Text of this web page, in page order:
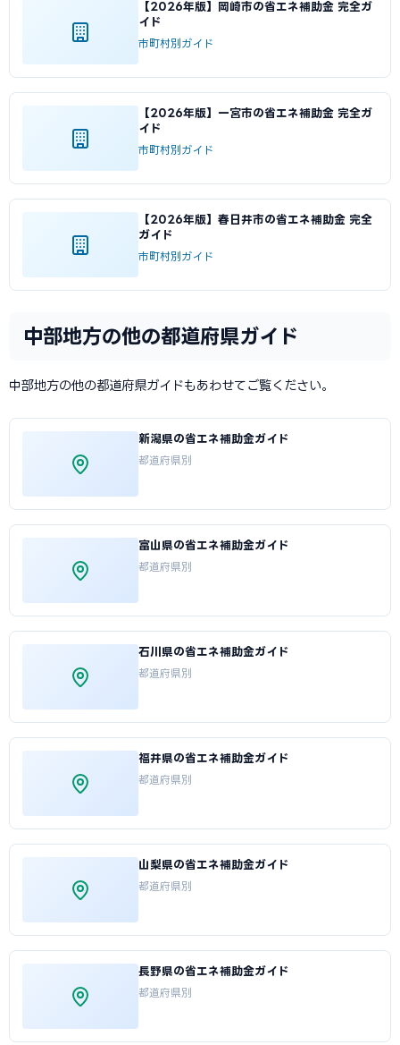
【2026年版】岡崎市の省エネ補助金 完全ガ
イド
市町村別ガイド
【2026年版】一宮市の省エネ補助金 完全ガ
イド
市町村別ガイド
【2026年版】春日井市の省エネ補助金 完全
ガイド
市町村別ガイド
中部地方の他の都道府県ガイド
中部地方の他の都道府県ガイドもあわせてご覧ください。
新潟県の省エネ補助金ガイド
都道府県別
富山県の省エネ補助金ガイド
都道府県別
石川県の省エネ補助金ガイド
都道府県別
福井県の省エネ補助金ガイド
都道府県別
山梨県の省エネ補助金ガイド
都道府県別
長野県の省エネ補助金ガイド
都道府県別